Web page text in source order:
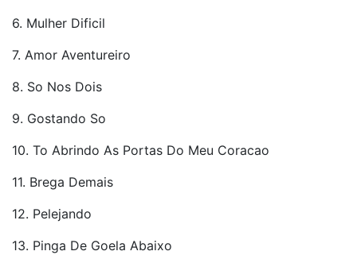
6. Mulher Dificil
7. Amor Aventureiro
8. So Nos Dois
9. Gostando So
10. To Abrindo As Portas Do Meu Coracao
11. Brega Demais
12. Pelejando
13. Pinga De Goela Abaixo